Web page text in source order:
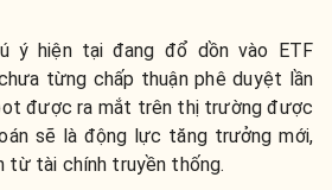
ý hiện tại đang đổ dồn vào ETF
từng chấp thuận phê duyệt lần
được ra mắt trên thị trường được
sẽ là động lực tăng trưởng mới,
từ tài chính truyền thống.